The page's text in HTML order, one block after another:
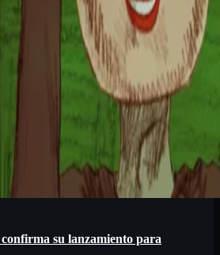
su lanzamiento para